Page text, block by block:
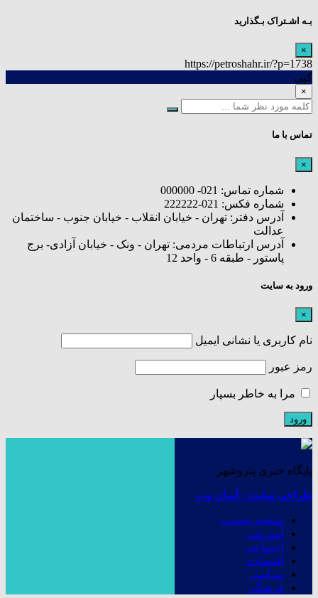
بـه اشـتراک بـگذارید
×
https://petroshahr.ir/?p=1738
کپی
×
تماس با ما
×
شماره تماس: 021- 000000
شماره فکس: 021-222222
آدرس دفتر: تهران - خیابان انقلاب - خیابان جنوب - ساختمان
عدالت
آدرس ارتباطات مردمی: تهران - ونک - خیابان آزادی- برج
پاستور - طبقه 6 - واحد 12
ورود به سایت
×
نام کاربری یا نشانی ایمیل
رمز عبور
مرا به خاطر بسپار
پایگاه خبری پتروشهر
طراحی سایت : آسان وب
صفحه نخست
آموزشی
اجتماعی
اقتصادی
سیاسی
فرهنگی